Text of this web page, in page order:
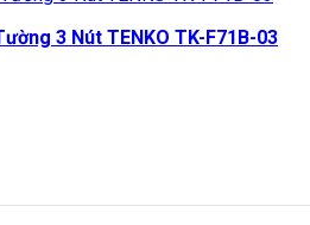
3 Nút TENKO TK-F71B-03